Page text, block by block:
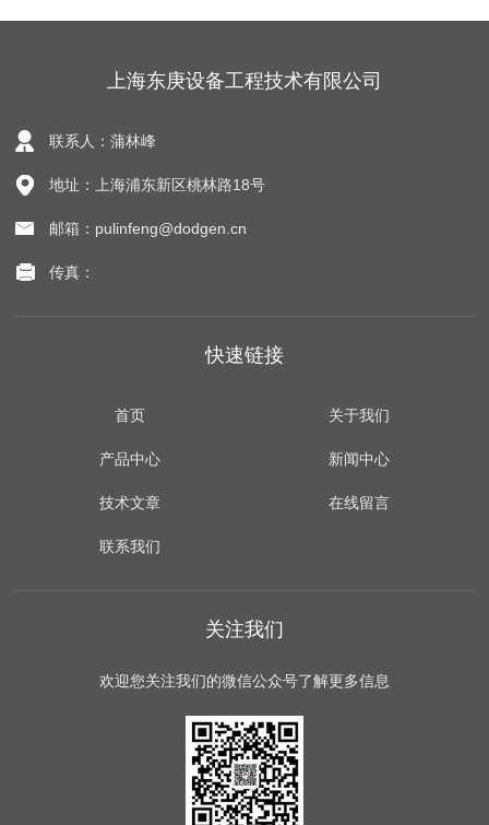
上海东庚设备工程技术有限公司
联系人：蒲林峰
地址：上海浦东新区桃林路18号
邮箱：pulinfeng@dodgen.cn
传真：
快速链接
首页 关于我们
产品中心 新闻中心
技术文章 在线留言
联系我们
关注我们
欢迎您关注我们的微信公众号了解更多信息